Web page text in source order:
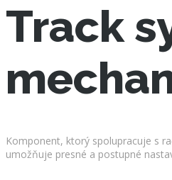
Track
Komponent, ktorý spolupracuje s
umožňuje presné a postupné